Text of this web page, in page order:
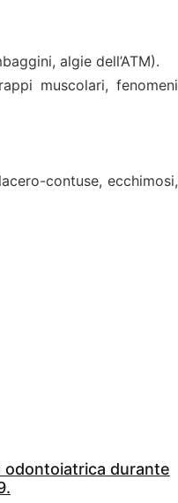
algie dell’ATM).
muscolari, fenomeni
contuse, ecchimosi,
odontoiatrica durante